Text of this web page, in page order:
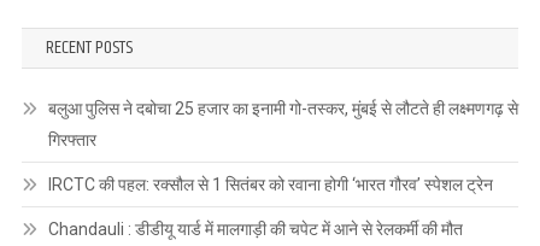
RECENT POSTS
बलुआ पुलिस ने दबोचा 25 हजार का इनामी गो-तस्कर, मुंबई से लौटते ही लक्ष्मणगढ़ से
गिरफ्तार
IRCTC की पहल: रक्सौल से 1 सितंबर को रवाना होगी ‘भारत गौरव’ स्पेशल ट्रेन
Chandauli : डीडीयू यार्ड में मालगाड़ी की चपेट में आने से रेलकर्मी की मौत